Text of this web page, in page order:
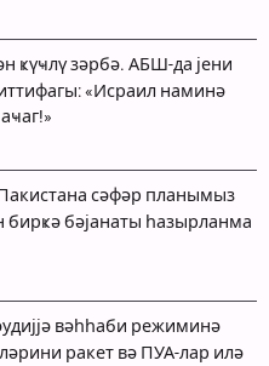
ҝүҹлү зәрбә. АБШ-да јени
«Исраил наминә
Пакистана сәфәр планымыз
бәјанаты һазырланма
вәһһаби режиминә
ракет вә ПУА-лар илә